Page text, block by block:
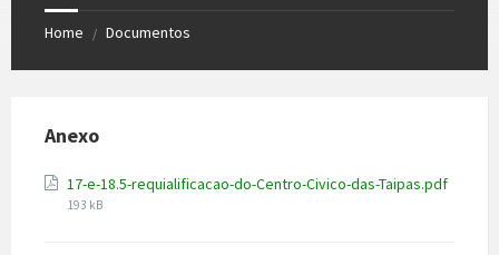
Home / Documentos
Anexo
17-e-18.5-requialificacao-do-Centro-Civico-das-Taipas.pdf
File
193 kB